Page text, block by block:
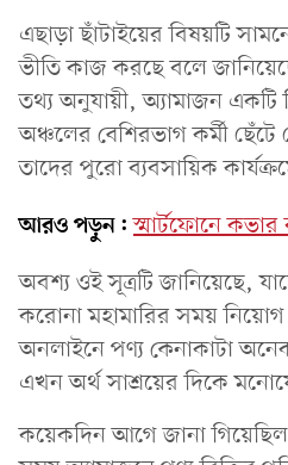
এছাড়া ছাঁটাইয়ের বিষয়টি
ভীতি কাজ করছে বলে
তথ্য অনুযায়ী, অ্যামাজন একটি
অঞ্চলের বেশিরভাগ কর্মী ছেঁটে
তাদের পুরো ব্যবসায়িক
আরও পড়ুন: স্মার্টফোনে
অবশ্য ওই সূত্রটি জানিয়েছে,
করোনা মহামারির সময়
অনলাইনে পণ্য কেনাকাটা
এখন অর্থ সাশ্রয়ের দিকে
কয়েকদিন আগে জানা